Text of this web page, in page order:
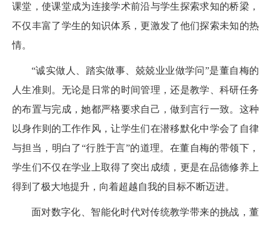
课堂，使课堂成为连接学术前沿与学生探索求知的桥梁，
不仅丰富了学生的知识体系，更激发了他们探索未知的热
情。
“诚实做人、踏实做事、兢兢业业做学问”是董自梅的
人生准则。无论是日常的时间管理，还是教学、科研任务
的布置与完成，她都严格要求自己，做到言行一致。这种
以身作则的工作作风，让学生们在潜移默化中学会了自律
与担当，明白了“行胜于言”的道理。在董自梅的带领下，
学生们不仅在学业上取得了突出成绩，更是在品德修养上
得到了极大地提升，向着超越自我的目标不断迈进。
面对数字化、智能化时代对传统教学带来的挑战，董